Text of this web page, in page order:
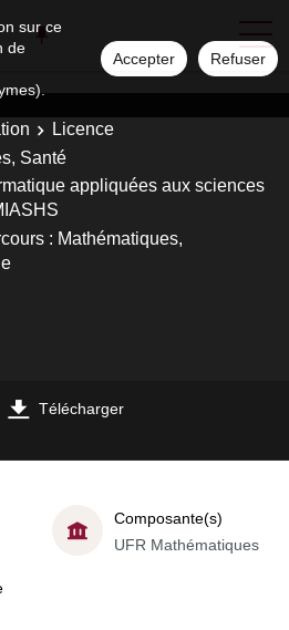
sur ce
de
Accepter Refuser
Licence
Santé
appliquées aux sciences
: Mathématiques,
Télécharger
Composante(s)
UFR Mathématiques